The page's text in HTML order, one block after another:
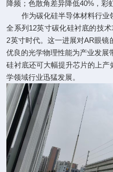
降频；色散角差异降低40%，彩
作为碳化硅半导体材料行业
全系列12英寸碳化硅衬底的技
2英寸时代。这一进展对AR眼
优良的光学物理性能为产业发展
硅衬底还可大幅提升芯片的上
学领域行业迅猛发展。